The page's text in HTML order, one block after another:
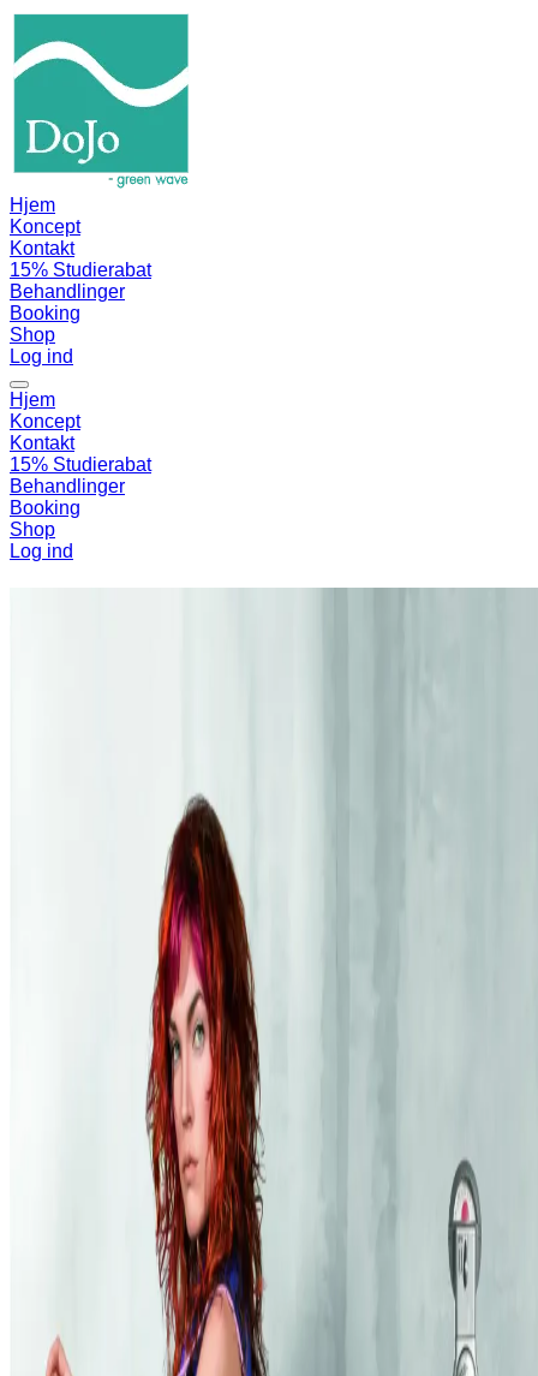
Hjem
Koncept
Kontakt
15% Studierabat
Behandlinger
Booking
Shop
Log ind
Hjem
Koncept
Kontakt
15% Studierabat
Behandlinger
Booking
Shop
Log ind
international inspiration mødes med en dyb respekt for håret og
Vi er en miljøvenlig frisørsalon, der tror på, at det skal være helt
naturligt at gå op i sit hår. Hos os finder du kun produkter, der er
nøje udvalgt for at beskytte både naturen, dit hår og vores
arbejdsmiljø. Vi mener, at "grøn" er den nye sort – og at sundt hår er
Hos Dojo Green Wave finder du en moderne tilgang til hårpleje,
hvor vi kombinerer de nyeste trends med en bevidst og bæredygtig
praksis. Kom og oplev forskellen, når hårpleje forenes med omtanke
for vores fælles fremtid.
Ofte stillede spørgsmål